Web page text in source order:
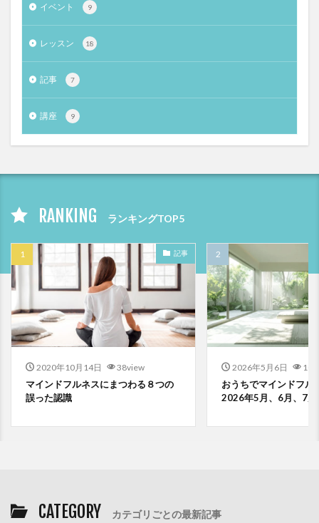
イベント 9
レッスン 18
記事 7
講座 9
RANKING ランキングTOP5
記事
2020年10月14日 38view
マインドフルネスにまつわる８つの
誤った認識
2026年5月6日
おうちでマインドフル
2026年5月、6月、7月
CATEGORY カテゴリごとの最新記事